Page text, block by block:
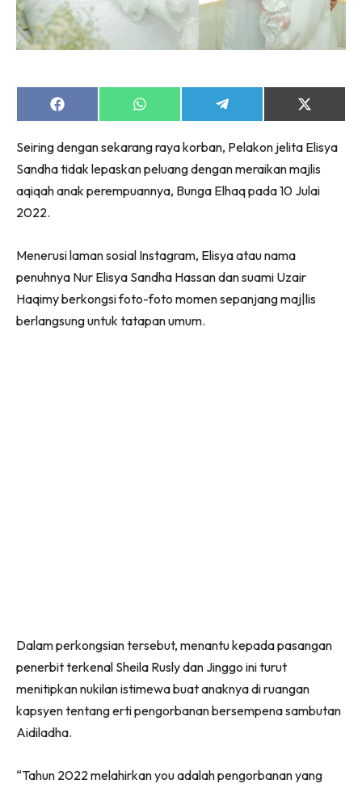
Share
on
Share
on
Share
on
Share
on
(Twitter)
Seiring dengan sekarang raya korban, Pelakon jelita Elisya
Sandha tidak lepaskan peluang dengan meraikan majlis
aqiqah anak perempuannya, Bunga Elhaq pada 10 Julai
2022.
Menerusi laman sosial Instagram, Elisya atau nama
penuhnya Nur Elisya Sandha Hassan dan suami Uzair
Haqimy berkongsi foto-foto momen sepanjang maj|lis
berlangsung untuk tatapan umum.
Dalam perkongsian tersebut, menantu kepada pasangan
penerbit terkenal Sheila Rusly dan Jinggo ini turut
menitipkan nukilan istimewa buat anaknya di ruangan
kapsyen tentang erti pengorbanan bersempena sambutan
Aidiladha.
“Tahun 2022 melahirkan you adalah pengorbanan yang